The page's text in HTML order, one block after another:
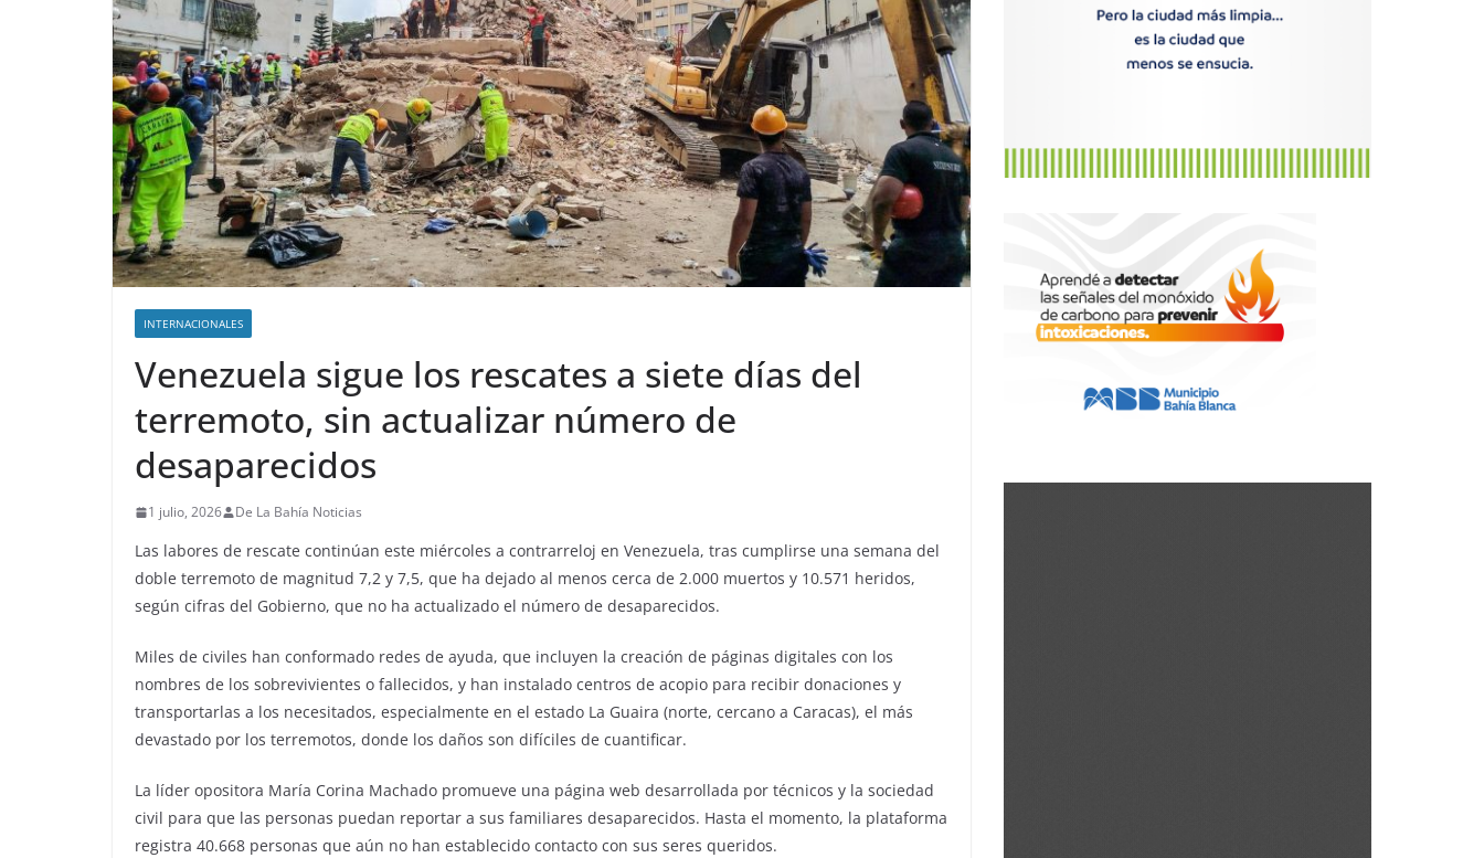
INTERNACIONALES
Venezuela sigue los rescates a siete días del
terremoto, sin actualizar número de
desaparecidos
1 julio, 2026 De La Bahía Noticias
Las labores de rescate continúan este miércoles a contrarreloj en Venezuela, tras cumplirse una semana del
doble terremoto de magnitud 7,2 y 7,5, que ha dejado al menos cerca de 2.000 muertos y 10.571 heridos,
según cifras del Gobierno, que no ha actualizado el número de desaparecidos.
Miles de civiles han conformado redes de ayuda, que incluyen la creación de páginas digitales con los
nombres de los sobrevivientes o fallecidos, y han instalado centros de acopio para recibir donaciones y
transportarlas a los necesitados, especialmente en el estado La Guaira (norte, cercano a Caracas), el más
devastado por los terremotos, donde los daños son difíciles de cuantificar.
La líder opositora María Corina Machado promueve una página web desarrollada por técnicos y la sociedad
civil para que las personas puedan reportar a sus familiares desaparecidos. Hasta el momento, la plataforma
registra 40.668 personas que aún no han establecido contacto con sus seres queridos.